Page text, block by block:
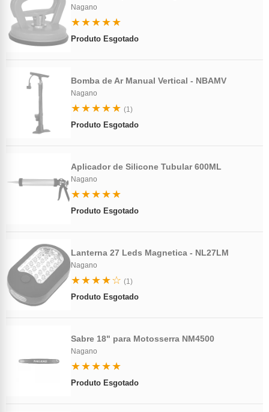
Nagano
★★★★★
Produto Esgotado
Bomba de Ar Manual Vertical - NBAMV
Nagano
★★★★★ (1)
Produto Esgotado
Aplicador de Silicone Tubular 600ML
Nagano
★★★★★
Produto Esgotado
Lanterna 27 Leds Magnetica - NL27LM
Nagano
★★★★☆ (1)
Produto Esgotado
Sabre 18" para Motosserra NM4500
Nagano
★★★★★
Produto Esgotado